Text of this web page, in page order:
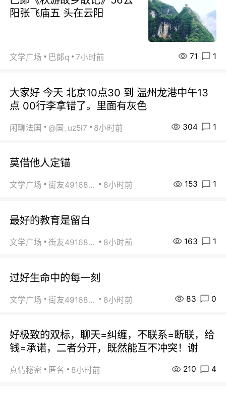
阳张飞庙五 头在云阳
文学广场 巴郞q 7小时前 71 1
大家好 今天 北京10点30 到 温州龙港中午13
点 00行李拿错了。里面有灰色
闲聊法国 @国_uz5i7 8小时前 304 1
莫借他人定锚
文学广场 街友49168527 8小时前 153 1
最好的教育是留白
文学广场 街友49168527 8小时前 163 1
过好生命中的每一刻
文学广场 街友49168527 8小时前 83 0
好极致的双标，聊天=纠缠，不联系=断联，给
钱=承诺，二者分开，既然能互不冲突！谢
真情秘密 匿名 8小时前 210 4